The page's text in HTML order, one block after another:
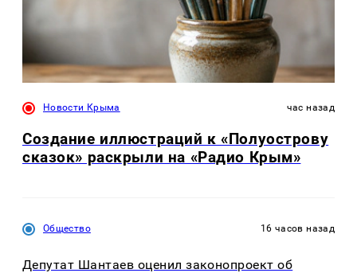
Новости Крыма час назад
Создание иллюстраций к «Полуострову
сказок» раскрыли на «Радио Крым»
Общество 16 часов назад
Депутат Шантаев оценил законопроект об